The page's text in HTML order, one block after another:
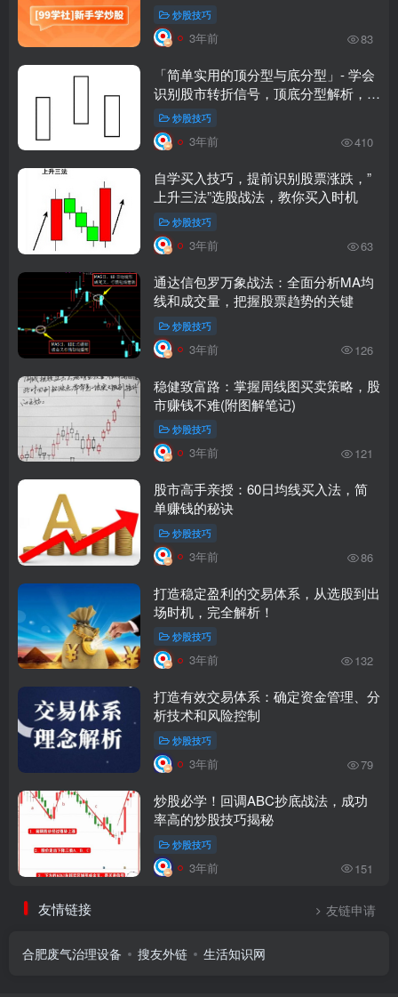
炒股技巧
3年前 83
「简单实用的顶分型与底分型」- 学会
识别股市转折信号，顶底分型解析，买
入卖出时机
炒股技巧
3年前 410
自学买入技巧，提前识别股票涨跌，”
上升三法”选股战法，教你买入时机
炒股技巧
3年前 63
通达信包罗万象战法：全面分析MA均
线和成交量，把握股票趋势的关键
炒股技巧
3年前 126
稳健致富路：掌握周线图买卖策略，股
市赚钱不难(附图解笔记)
炒股技巧
3年前 121
股市高手亲授：60日均线买入法，简
单赚钱的秘诀
炒股技巧
3年前 86
打造稳定盈利的交易体系，从选股到出
场时机，完全解析！
炒股技巧
3年前 132
打造有效交易体系：确定资金管理、分
析技术和风险控制
炒股技巧
3年前 79
炒股必学！回调ABC抄底战法，成功
率高的炒股技巧揭秘
炒股技巧
3年前 151
友情链接 友链申请
合肥废气治理设备 搜友外链 生活知识网